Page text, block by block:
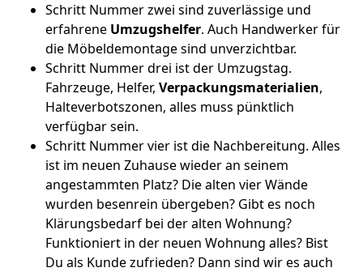
Schritt Nummer zwei sind zuverlässige und
erfahrene Umzugshelfer. Auch Handwerker für
die Möbeldemontage sind unverzichtbar.
Schritt Nummer drei ist der Umzugstag.
Fahrzeuge, Helfer, Verpackungsmaterialien,
Halteverbotszonen, alles muss pünktlich
verfügbar sein.
Schritt Nummer vier ist die Nachbereitung. Alles
ist im neuen Zuhause wieder an seinem
angestammten Platz? Die alten vier Wände
wurden besenrein übergeben? Gibt es noch
Klärungsbedarf bei der alten Wohnung?
Funktioniert in der neuen Wohnung alles? Bist
Du als Kunde zufrieden? Dann sind wir es auch